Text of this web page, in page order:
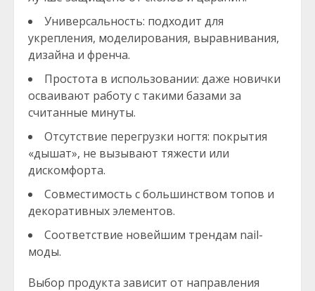
Универсальность: подходит для
укрепления, моделирования, выравнивания,
дизайна и френча.
Простота в использовании: даже новички
осваивают работу с такими базами за
считанные минуты.
Отсутствие перегрузки ногтя: покрытия
«дышат», не вызывают тяжести или
дискомфорта.
Совместимость с большинством топов и
декоративных элементов.
Соответствие новейшим трендам nail-
моды.
Выбор продукта зависит от направления